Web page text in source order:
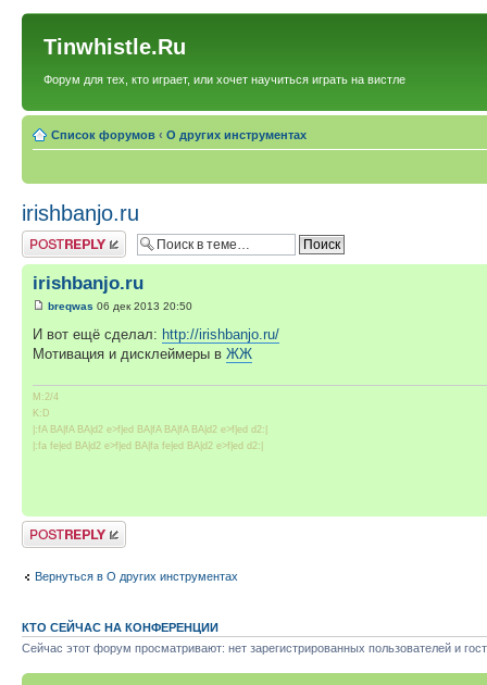
Tinwhistle.Ru
Форум для тех, кто играет, или хочет научиться играть на вистле
Список форумов ‹ О других инструментах
irishbanjo.ru
Ответить
irishbanjo.ru
breqwas 06 дек 2013 20:50
И вот ещё сделал: http://irishbanjo.ru/
Мотивация и дисклеймеры в ЖЖ
M:2/4
K:D
|:fA BA|fA BA|d2 e>f|ed BA|fA BA|fA BA|d2 e>f|ed d2:|
|:fa fe|ed BA|d2 e>f|ed BA|fa fe|ed BA|d2 e>f|ed d2:|
Ответить
Вернуться в О других инструментах
КТО СЕЙЧАС НА КОНФЕРЕНЦИИ
Сейчас этот форум просматривают: нет зарегистрированных пользователей и